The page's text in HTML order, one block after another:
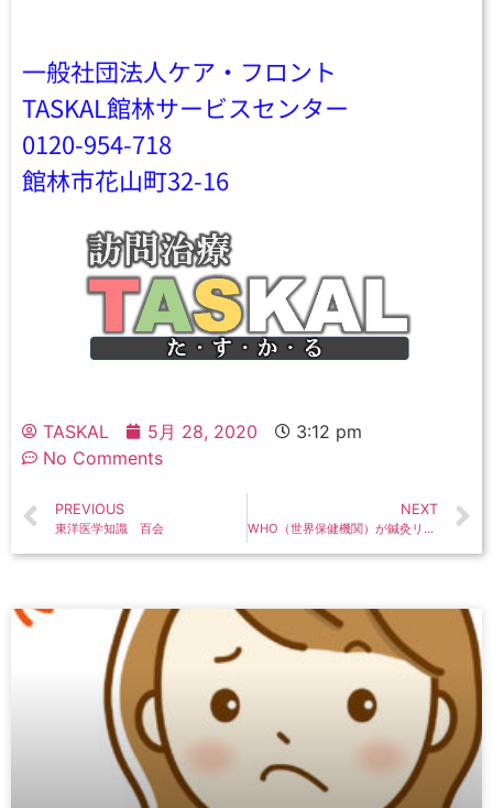
一般社団法人ケア・フロント
TASKAL館林サービスセンター
0120-954-718
館林市花山町32-16
TASKAL 5月 28, 2020
3:12 pm
No Comments
PREVIOUS
東洋医学知識 百会
NEXT
WHO（世界保健機関）が鍼灸リハビリの効果を認めている